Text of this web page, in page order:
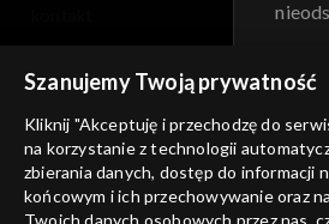
informacje o dostawcy usług
Szanujemy Twoją prywatność
Kliknij "Akceptuję i przechodzę do
na korzystanie z technologii
zbierania danych, dostęp do informacji
końcowym i ich przechowywanie oraz
Twoich danych osobowych przez nas,